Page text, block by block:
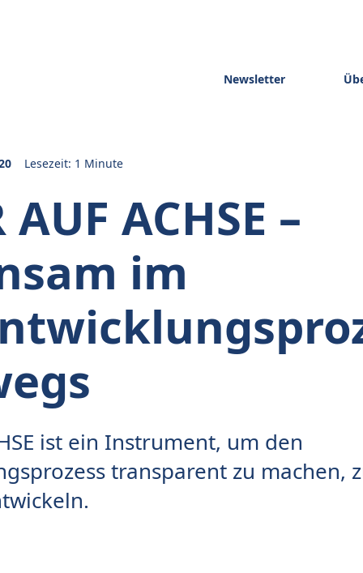
Newsletter
Lesezeit: 1 Minute
ACHSE –
im
ist ein Instrument, um den
transparent zu machen,